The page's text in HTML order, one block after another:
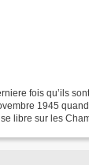
fois qu’ils
1945
libre sur les